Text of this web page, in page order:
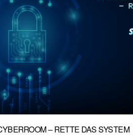
– RETTE DAS SYSTEM